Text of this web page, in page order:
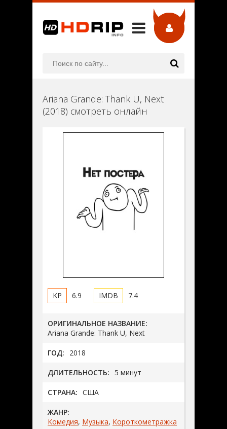
Ariana Grande: Thank U, Next
(2018) смотреть онлайн
6.9 7.4
ОРИГИНАЛЬНОЕ НАЗВАНИЕ:
Ariana Grande: Thank U, Next
ГОД: 2018
ДЛИТЕЛЬНОСТЬ: 5 минут
СТРАНА: США
ЖАНР:
Комедия, Музыка, Короткометражка